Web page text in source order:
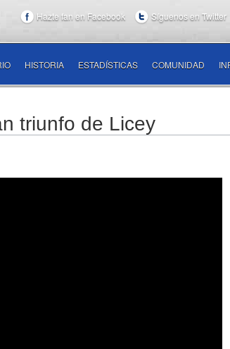
Hazte fan en Facebook Síguenos en Twitter
HISTORIA ESTADÍSTICAS COMUNIDAD
triunfo de Licey